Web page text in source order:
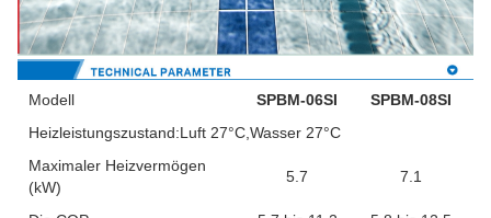
Modell SPBM-06SI
SPBM-08SI
Heizleistungszustand:Luft 27°C,Wasser 27°C
Maximaler Heizvermögen
(kW)
5.7 7.1